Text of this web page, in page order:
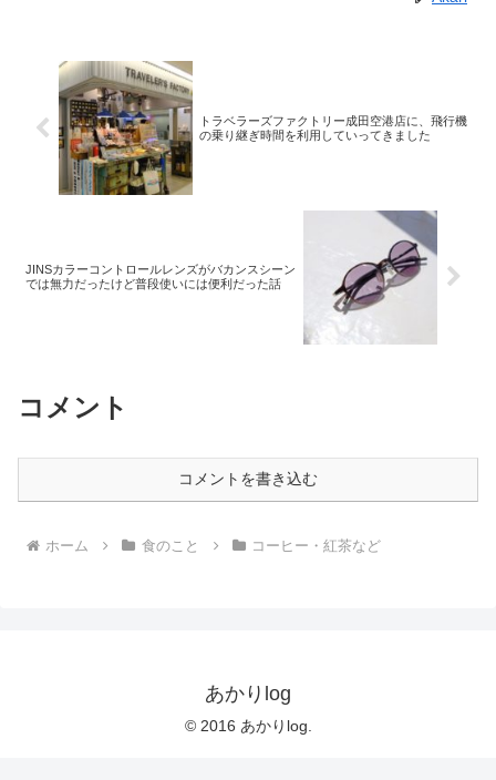
トラベラーズファクトリー成田空港店に、飛行機
の乗り継ぎ時間を利用していってきました
JINSカラーコントロールレンズがバカンスシーン
では無力だったけど普段使いには便利だった話
コメント
コメントを書き込む
ホーム 食のこと コーヒー・紅茶など
あかりlog
© 2016 あかりlog.